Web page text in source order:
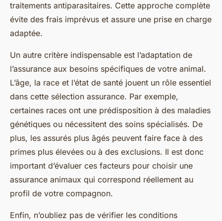
traitements antiparasitaires. Cette approche complète
évite des frais imprévus et assure une prise en charge
adaptée.
Un autre critère indispensable est l’adaptation de
l’assurance aux besoins spécifiques de votre animal.
L’âge, la race et l’état de santé jouent un rôle essentiel
dans cette sélection assurance. Par exemple,
certaines races ont une prédisposition à des maladies
génétiques ou nécessitent des soins spécialisés. De
plus, les assurés plus âgés peuvent faire face à des
primes plus élevées ou à des exclusions. Il est donc
important d’évaluer ces facteurs pour choisir une
assurance animaux qui correspond réellement au
profil de votre compagnon.
Enfin, n’oubliez pas de vérifier les conditions